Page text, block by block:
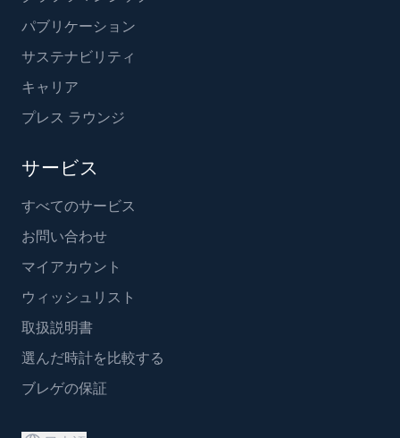
パブリケーション
サステナビリティ
キャリア
プレス ラウンジ
サービス
すべてのサービス
お問い合わせ
マイアカウント
ウィッシュリスト
取扱説明書
選んだ時計を比較する
ブレゲの保証